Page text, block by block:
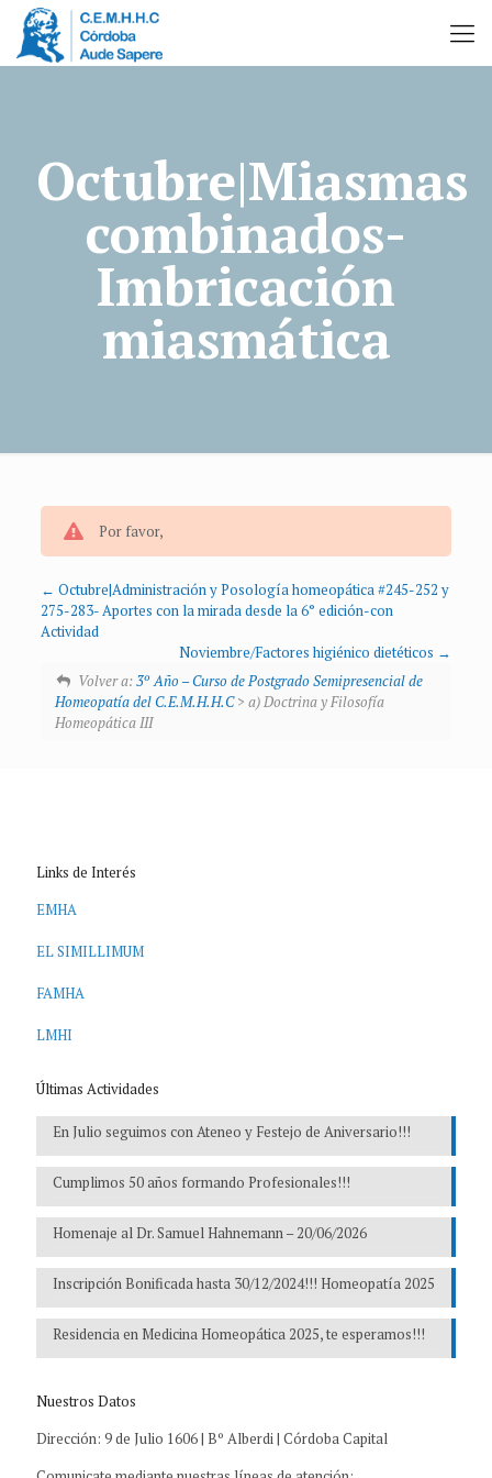
Octubre|Miasmas
combinados-
Imbricación
miasmática
Por favor,
Octubre|Administración y Posología homeopática #245-252 y
275-283- Aportes con la mirada desde la 6° edición-con
Actividad
Noviembre/Factores higiénico dietéticos
Volver a:3º Año – Curso de Postgrado Semipresencial de
Homeopatía del C.E.M.H.H.C> a) Doctrina y Filosofía
Homeopática III
Links de Interés
EMHA
EL SIMILLIMUM
FAMHA
LMHI
Últimas Actividades
En Julio seguimos con Ateneo y Festejo de Aniversario!!!
Cumplimos 50 años formando Profesionales!!!
Homenaje al Dr. Samuel Hahnemann – 20/06/2026
Inscripción Bonificada hasta 30/12/2024!!! Homeopatía 2025
Residencia en Medicina Homeopática 2025, te esperamos!!!
Nuestros Datos
Dirección: 9 de Julio 1606 | Bº Alberdi | Córdoba Capital